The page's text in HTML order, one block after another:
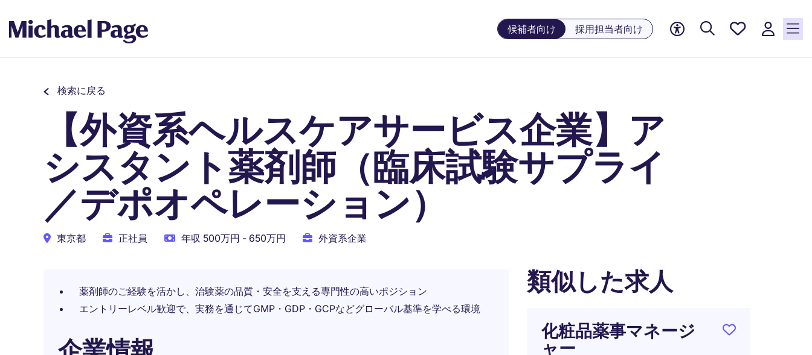
候補者向け 採用担当者向け
お気に
検索に戻る
【外資系ヘルスケアサービス企業】ア
シスタント薬剤師（臨床試験サプライ
／デポオペレーション）
東京都 正社員 年収 500万円 - 650万円 外資系企業
薬剤師のご経験を活かし、治験薬の品質・安全を支える専門性の高いポジション
エントリーレベル歓迎で、実務を通じてGMP・GDP・GCPなどグローバル基準を学べる環境
類似した求人
化粧品薬事マネージ
ャー